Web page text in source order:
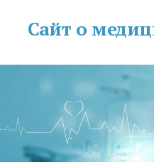
Сайт о